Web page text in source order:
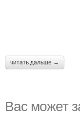
читать дальше →
Вас может